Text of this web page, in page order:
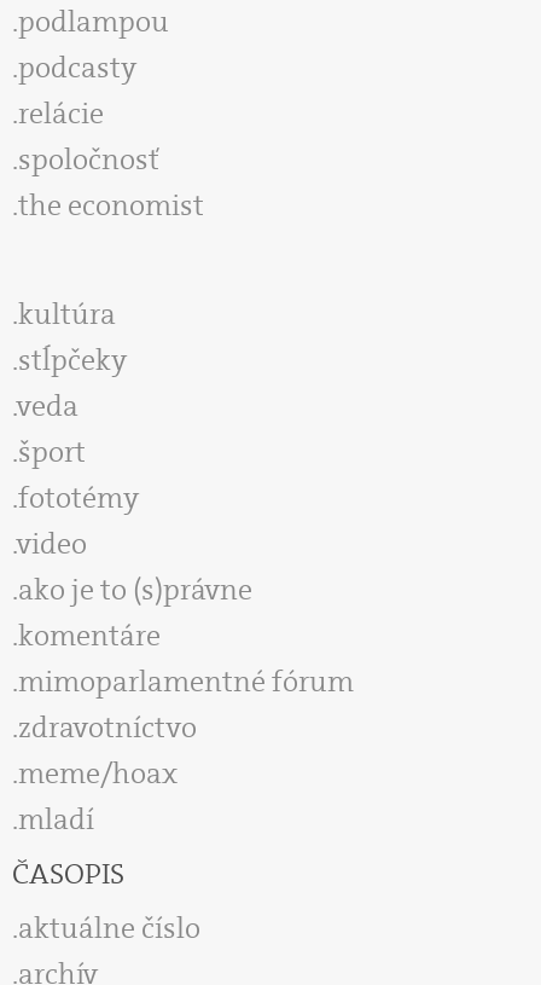
podlampou
podcasty
relácie
spoločnosť
the economist
kultúra
stĺpčeky
veda
šport
fototémy
video
ako je to (s)právne
komentáre
mimoparlamentné fórum
zdravotníctvo
meme/hoax
mladí
ČASOPIS
aktuálne číslo
archív